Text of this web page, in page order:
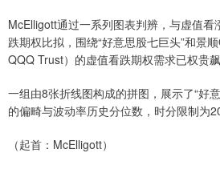
McElligott通过一系列图表判辨，与虚值
跌期权比拟，围绕“好意思股七巨头”和景
QQQ Trust）的虚值看跌期权需求已权贵飙
一组由8张折线图构成的拼图，展示了“好
的偏畸与波动率历史分位数，时分限制为
（起首：McElligott）